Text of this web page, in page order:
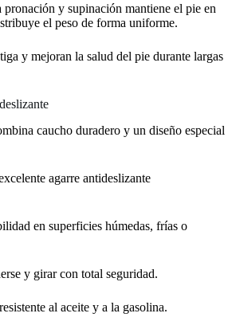
y supinación mantiene el pie en
el peso de forma uniforme.
y mejoran la salud del pie durante largas
caucho duradero y un diseño especial
agarre antideslizante
en superficies húmedas, frías o
y girar con total seguridad.
al aceite y a la gasolina.